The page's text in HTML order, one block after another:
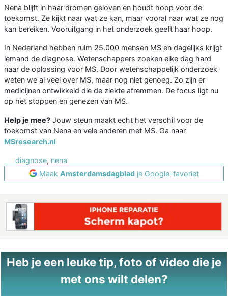
Nena blijft in haar dromen geloven en houdt hoop voor de
toekomst. Ze kijkt naar wat ze kan, maar vooral naar wat ze nog
kan bereiken. Vooruitgang in het onderzoek geeft haar hoop.
In Nederland hebben ruim 25.000 mensen MS en dagelijks krijgt
iemand de diagnose. Wetenschappers zoeken elke dag hard
naar de oplossing voor MS. Door wetenschappelijk onderzoek
weten we al veel over MS, maar nog niet genoeg. Zo zijn er
medicijnen ontwikkeld die de ziekte afremmen. De focus ligt nu
op het stoppen en genezen van MS.
Help je mee? Jouw steun maakt echt het verschil voor de
toekomst van Nena en vele anderen met MS. Ga naar
MSresearch.nl
diagnose, nena
Maak Amsterdamsdagblad je Google-favoriet
Heb je een leuke tip, foto of video die je
met ons wilt delen?